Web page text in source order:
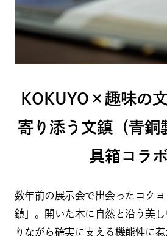
KOKUYO×趣味の
寄り添う文鎮（青銅
具箱コラボ
数年前の展示会で出会ったコク
鎮」。開いた本に自然と沿う美
りながら確実に支える機能性に